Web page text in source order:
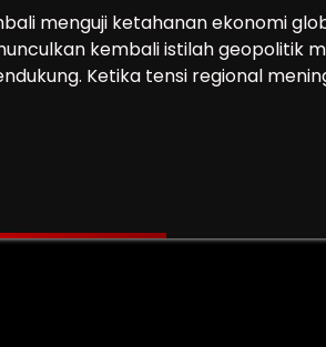
menguji ketahanan ekonomi
kembali istilah geopolitik
Ketika tensi regional
Tengah Krisis Iran